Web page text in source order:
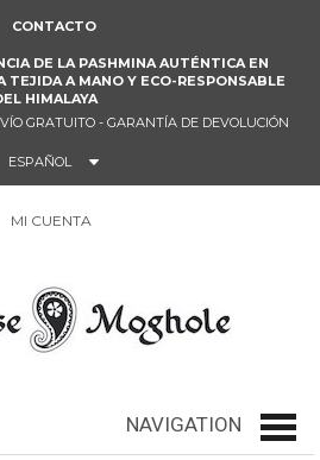
CONTACTO
DE LA PASHMINA AUTÉNTICA EN
TEJIDA A MANO Y ECO-RESPONSABLE
HIMALAYA
GRATUITO - GARANTÍA DE DEVOLUCIÓN
ESPAÑOL
MI CUENTA
NAVIGATION